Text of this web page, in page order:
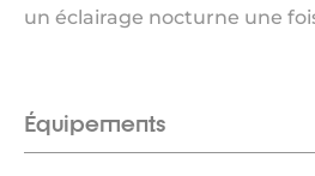
un éclairage nocturne une
Équipements